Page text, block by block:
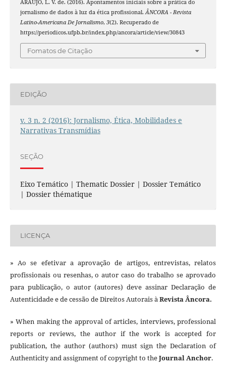
ARAÚJO, L. V. de. (2016). Apontamentos iniciais sobre a prática do
jornalismo de dados à luz da ética profissional.ÂNCORA - Revista
Latino-Americana De Jornalismo, 3(2). Recuperado de
https://periodicos.ufpb.br/index.php/ancora/article/view/30843
Fomatos de Citação
EDIÇÃO
v. 3 n. 2 (2016): Jornalismo, Ética, Mobilidades e
Narrativas Transmídias
SEÇÃO
Eixo Temático | Thematic Dossier | Dossier Temático
| Dossier thématique
LICENÇA
» Ao se efetivar a aprovação de artigos, entrevistas, relatos
profissionais ou resenhas, o autor caso do trabalho se aprovado
para publicação, o autor (autores) deve assinar Declaração de
Autenticidade e de cessão de Direitos Autorais àRevista Âncora.
» When making the approval of articles, interviews, professional
reports or reviews, the author if the work is accepted for
publication, the author (authors) must sign the Declaration of
Authenticity and assignment of copyright to theJournal Anchor.